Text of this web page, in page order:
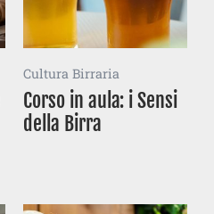
Cultura Birraria
Corso in aula: i Sensi
della Birra